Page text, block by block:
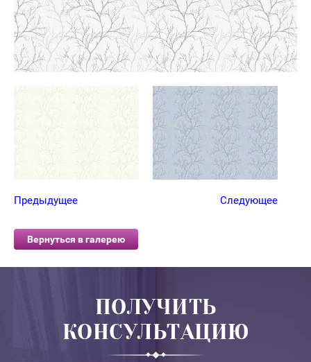
Предыдущее Следующее
Вернуться в галерею
ПОЛУЧИТЬ
КОНСУЛЬТАЦИЮ